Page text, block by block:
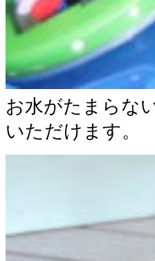
お水がたまらな
いただけます。